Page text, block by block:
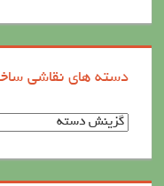
دسته های نقاشی
د